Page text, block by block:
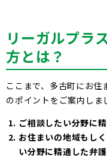
リーガルプラ
方とは？
ここまで、多古町にお
のポイントをご案内しま
ご相談したい分野に
お住まいの地域もし
い分野に精通した弁